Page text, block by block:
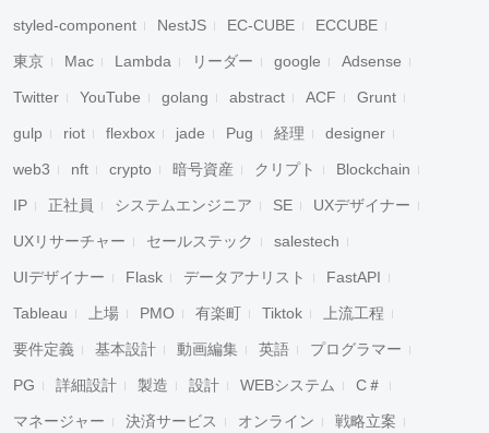
styled-component NestJS EC-CUBE ECCUBE
東京 Mac Lambda リーダー google Adsense
Twitter YouTube golang abstract ACF Grunt
gulp riot flexbox jade Pug 経理 designer
web3 nft crypto 暗号資産 クリプト Blockchain
IP 正社員 システムエンジニア SE UXデザイナー
UXリサーチャー セールステック salestech
UIデザイナー Flask データアナリスト FastAPI
Tableau 上場 PMO 有楽町 Tiktok 上流工程
要件定義 基本設計 動画編集 英語 プログラマー
PG 詳細設計 製造 設計 WEBシステム C＃
マネージャー 決済サービス オンライン 戦略立案